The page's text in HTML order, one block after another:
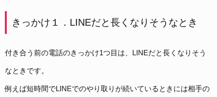
きっかけ１．LINEだと長くなりそうなとき
付き合う前の電話のきっかけ1つ目は、LINEだと長くなりそう
なときです。
例えば短時間でLINEでのやり取りが続いているときには相手の